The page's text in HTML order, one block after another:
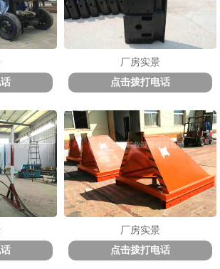
厂房实景
点击拨打电话
厂房实景
点击拨打电话